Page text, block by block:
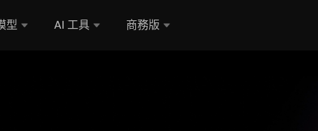
型 AI 工具 商務版